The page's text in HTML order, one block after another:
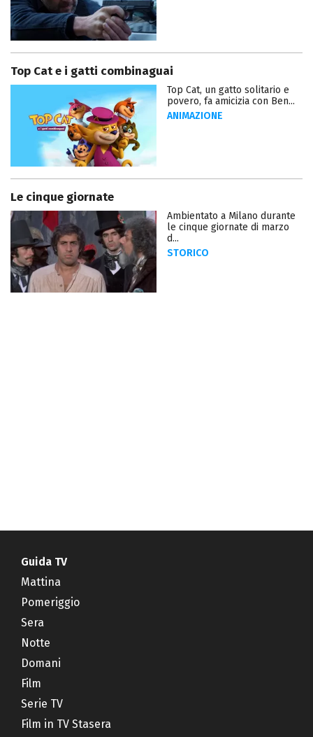
Top Cat e i gatti combinaguai
Top Cat, un gatto solitario e
povero, fa amicizia con Ben...
ANIMAZIONE
Le cinque giornate
Ambientato a Milano durante
le cinque giornate di marzo
d...
STORICO
Guida TV
Mattina
Pomeriggio
Sera
Notte
Domani
Film
Serie TV
Film in TV Stasera